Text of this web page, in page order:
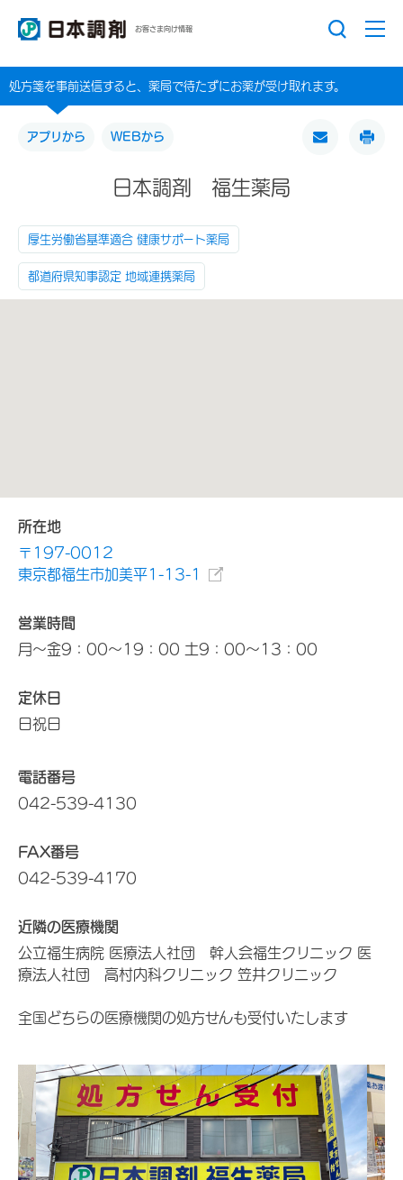
お客さま向け情報
処方箋を事前送信すると、薬局で待たずにお薬が受け取れます。
アプリから WEBから
日本調剤 福生薬局
厚生労働省基準適合 健康サポート薬局
都道府県知事認定 地域連携薬局
所在地
〒197-0012
東京都福生市加美平1-13-1
営業時間
月～金9：00～19：00 土9：00～13：00
定休日
日祝日
電話番号
042-539-4130
FAX番号
042-539-4170
近隣の医療機関
公立福生病院 医療法人社団 幹人会福生クリニック 医
療法人社団 高村内科クリニック 笠井クリニック
全国どちらの医療機関の処方せんも受付いたします